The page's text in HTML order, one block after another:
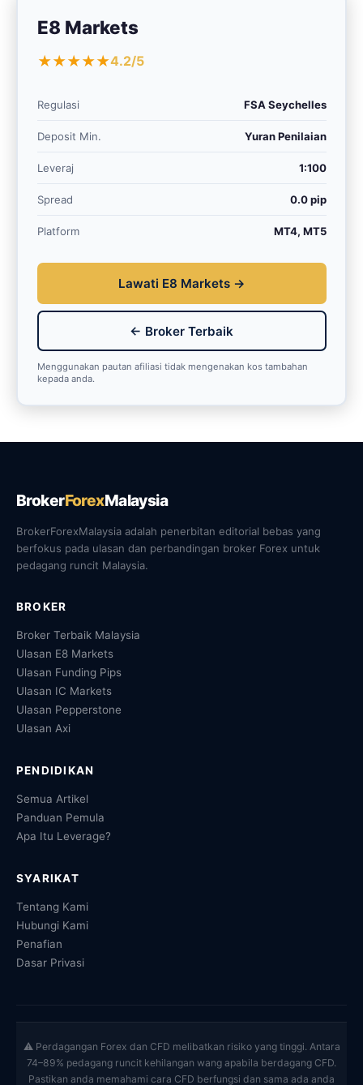
E8 Markets
★★★★★4.2/5
Regulasi FSA Seychelles
Deposit Min. Yuran Penilaian
Leveraj 1:100
Spread 0.0 pip
Platform MT4, MT5
Lawati E8 Markets →
← Broker Terbaik
Menggunakan pautan afiliasi tidak mengenakan kos tambahan
kepada anda.
BrokerForexMalaysia
BrokerForexMalaysia adalah penerbitan editorial bebas yang
berfokus pada ulasan dan perbandingan broker Forex untuk
pedagang runcit Malaysia.
BROKER
Broker Terbaik Malaysia
Ulasan E8 Markets
Ulasan Funding Pips
Ulasan IC Markets
Ulasan Pepperstone
Ulasan Axi
PENDIDIKAN
Semua Artikel
Panduan Pemula
Apa Itu Leverage?
SYARIKAT
Tentang Kami
Hubungi Kami
Penafian
Dasar Privasi
⚠ Perdagangan Forex dan CFD melibatkan risiko yang tinggi. Antara
74–89% pedagang runcit kehilangan wang apabila berdagang CFD.
Pastikan anda memahami cara CFD berfungsi dan sama ada anda